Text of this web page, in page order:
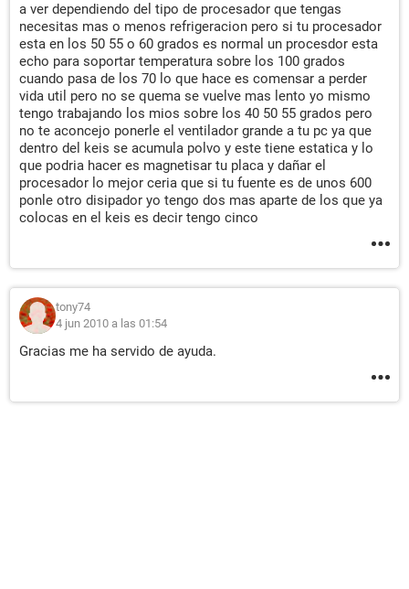
a ver dependiendo del tipo de procesador que tengas
necesitas mas o menos refrigeracion pero si tu procesador
esta en los 50 55 o 60 grados es normal un procesdor esta
echo para soportar temperatura sobre los 100 grados
cuando pasa de los 70 lo que hace es comensar a perder
vida util pero no se quema se vuelve mas lento yo mismo
tengo trabajando los mios sobre los 40 50 55 grados pero
no te aconcejo ponerle el ventilador grande a tu pc ya que
dentro del keis se acumula polvo y este tiene estatica y lo
que podria hacer es magnetisar tu placa y dañar el
procesador lo mejor ceria que si tu fuente es de unos 600
ponle otro disipador yo tengo dos mas aparte de los que ya
colocas en el keis es decir tengo cinco
tony74
4 jun 2010 a las 01:54
Gracias me ha servido de ayuda.